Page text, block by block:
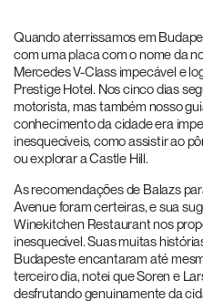
Quando aterrissamos em
com uma placa com o nome da
Mercedes V-Class impecável e
Prestige Hotel. Nos cinco dias
motorista, mas também nosso
conhecimento da cidade era
inesquecíveis, como assistir ao
ou explorar a Castle Hill.
As recomendações de Balazs
Avenue foram certeiras, e sua
Winekitchen Restaurant nos
inesquecível. Suas muitas
Budapeste encantaram até
terceiro dia, notei que Soren e
desfrutando genuinamente da